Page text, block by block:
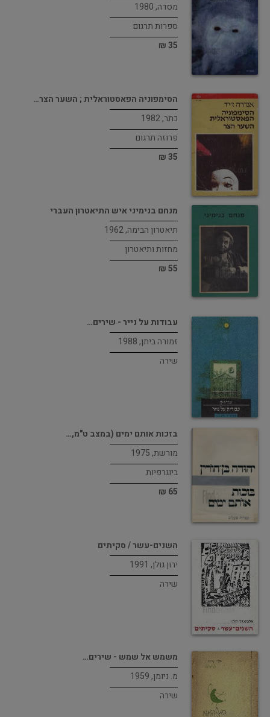
מסדה, 1980
ספרות תרגום
35 ₪
הסימפוניה הפאסטוראלית ; השער הצר…
כתר, 1982
פרוזה תרגום
35 ₪
מנחם בנימיני איש התיאטרון העברי
תיאטרון הבימה, 1962
מחזות ותיאטרון
55 ₪
עבודות על נייר - שירים…
זמורה ביתן, 1988
שירה
בזכות אותם ימים (במצב ט"מ,…
מורשת, 1975
ביוגרפיות
65 ₪
השנים-עשר / סקיתים
ירון גולן, 1991
שירה
משמש אל שמש - שירים…
מ. ניומן, 1959
שירה